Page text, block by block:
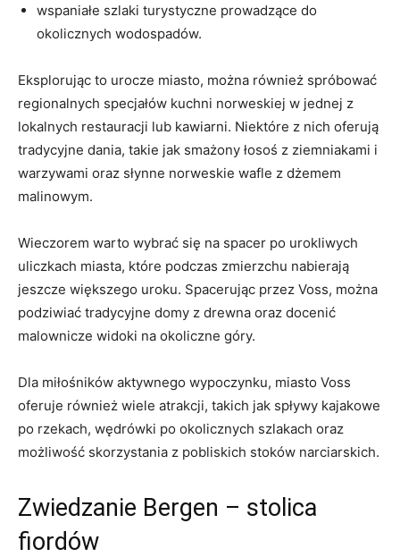
wspaniałe ​szlaki turystyczne prowadzące do
okolicznych wodospadów.
Eksplorując to urocze miasto, można również spróbować⁣
regionalnych specjałów kuchni ⁤norweskiej w ​jednej z
lokalnych restauracji lub kawiarni. Niektóre​ z​ nich ⁢oferują
tradycyjne‌ dania, takie ​jak⁤ smażony łosoś z ziemniakami i⁢
warzywami oraz słynne ​norweskie‌ wafle z dżemem ​
malinowym.
Wieczorem warto wybrać‌ się na spacer po urokliwych
uliczkach miasta, które podczas zmierzchu nabierają
⁣jeszcze większego uroku. Spacerując przez Voss, można
podziwiać ⁤tradycyjne domy z drewna oraz ‌docenić​
malownicze‌ widoki na okoliczne góry.
Dla miłośników aktywnego wypoczynku, ​miasto Voss
oferuje ⁤również wiele atrakcji, takich jak​ spływy kajakowe
po rzekach, wędrówki po okolicznych szlakach oraz
możliwość skorzystania z pobliskich stoków narciarskich.
Zwiedzanie ⁤Bergen – stolica
⁣fiordów